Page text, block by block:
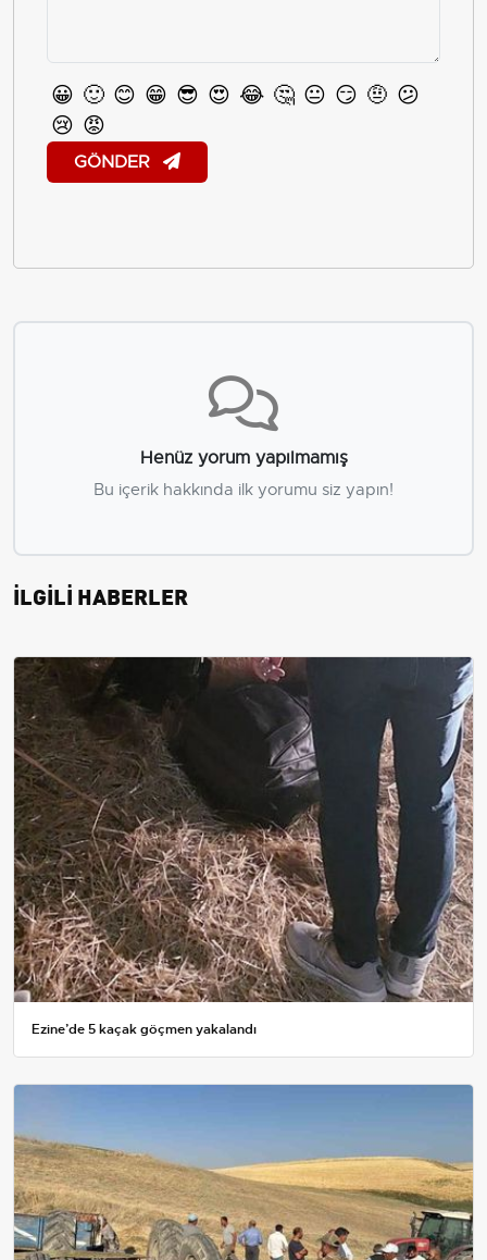
😀 🙂 😊 😁 😎 😍 😂 🤔 😐 😏 🤨 😕
😢 😡
GÖNDER
Henüz yorum yapılmamış
Bu içerik hakkında ilk yorumu siz yapın!
İLGİLİ HABERLER
Ezine’de 5 kaçak göçmen yakalandı